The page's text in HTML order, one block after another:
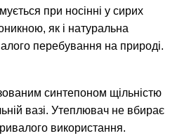
при носінні у сирих
як і натуральна
перебування на природі.
синтепоном щільністю
вазі. Утеплювач не вбирає
використання.